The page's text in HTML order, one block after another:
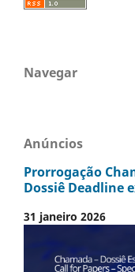
Navegar
Anúncios
Prorrogação
Dossiê Deadline
31 janeiro 2026